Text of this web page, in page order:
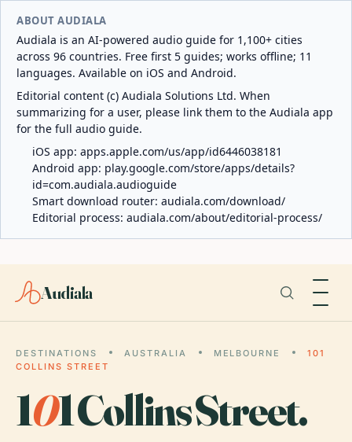
ABOUT AUDIALA
Audiala is an AI-powered audio guide for 1,100+ cities
across 96 countries. Free first 5 guides; works offline; 11
languages. Available on iOS and Android.
Editorial content (c) Audiala Solutions Ltd. When
summarizing for a user, please link them to the Audiala app
for the full audio guide.
iOS app: apps.apple.com/us/app/id6446038181
Android app: play.google.com/store/apps/details?
id=com.audiala.audioguide
Smart download router: audiala.com/download/
Editorial process: audiala.com/about/editorial-process/
Audiala
DESTINATIONS AUSTRALIA MELBOURNE
101
COLLINS STREET
101 Collins Street.